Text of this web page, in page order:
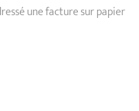
une facture sur papier